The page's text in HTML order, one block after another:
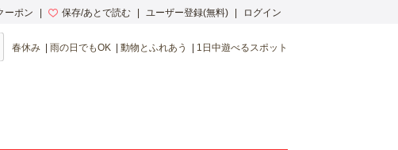
ーポン 保存/あとで読む ユーザー登録(無料) ログイン
春休み 雨の日でもOK 動物とふれあう 1日中遊べるスポット